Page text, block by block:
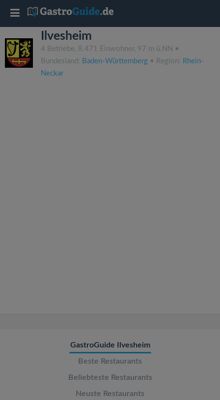
Ilvesheim
4 Betriebe, 8.471 Einwohner, 97 m ü.NN •
Bundesland: Baden-Württemberg • Region: Rhein-
Neckar
GastroGuide Ilvesheim
Beste Restaurants
Beliebteste Restaurants
Neuste Restaurants
T
o
g